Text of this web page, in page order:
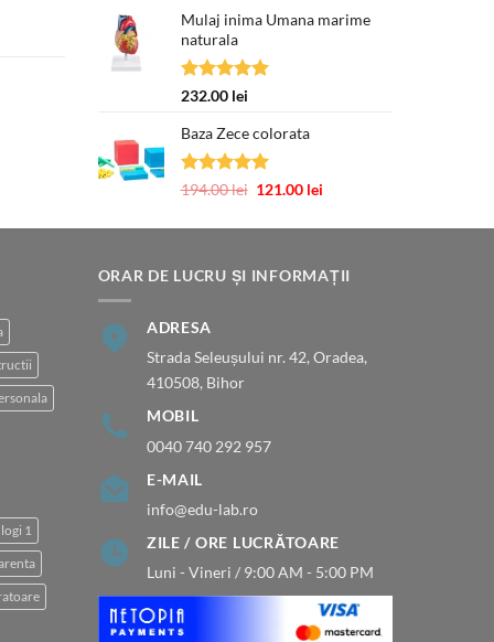
Mulaj inima Umana marime
naturala
Evaluat la
232.00 lei
Baza Zece colorata
Evaluat la
194.00lei Prețul
a
194.00 lei.
121.00 leiPrețul
este:
logi 1
ORAR DE LUCRU ȘI INFORMAȚII
ADRESA
Strada Seleușului nr. 42, Oradea,
410508, Bihor
MOBIL
0040 740 292 957
E-MAIL
info@edu-lab.ro
ZILE / ORE LUCRĂTOARE
Luni - Vineri / 9:00 AM - 5:00 PM